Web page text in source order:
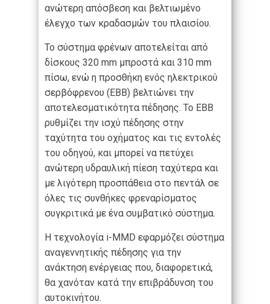
ανώτερη απόσβεση και βελτιωμένο
έλεγχο των κραδασμών του πλαισίου.
Το σύστημα φρένων αποτελείται από
δίσκους 320 mm μπροστά και 310 mm
πίσω, ενώ η προσθήκη ενός ηλεκτρικού
σερβόφρενου (EBB) βελτιώνει την
αποτελεσματικότητα πέδησης. Το EBB
ρυθμίζει την ισχύ πέδησης στην
ταχύτητα του οχήματος και τις εντολές
του οδηγού, και μπορεί να πετύχει
ανώτερη υδραυλική πίεση ταχύτερα και
με λιγότερη προσπάθεια στο πεντάλ σε
όλες τις συνθήκες φρεναρίσματος
συγκριτικά με ένα συμβατικό σύστημα.
Η τεχνολογία i-MMD εφαρμόζει σύστημα
αναγεννητικής πέδησης για την
ανάκτηση ενέργειας που, διαφορετικά,
θα χανόταν κατά την επιβράδυνση του
αυτοκινήτου.